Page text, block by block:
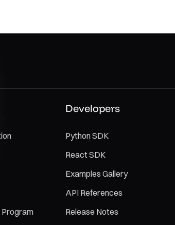
Developers
Python SDK
React SDK
Examples Gallery
API References
Release Notes